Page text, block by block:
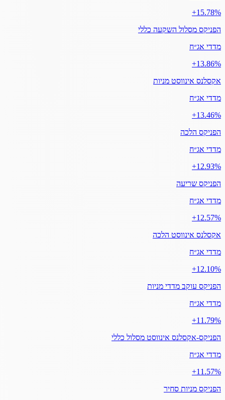
‎+15.78%
הפניקס מסלול השקעה כללי
מדדי אג״ח
‎+13.86%
אקסלנס אינווסט מניות
מדדי אג״ח
‎+13.46%
הפניקס הלכה
מדדי אג״ח
‎+12.93%
הפניקס שריעה
מדדי אג״ח
‎+12.57%
אקסלנס אינווסט הלכה
מדדי אג״ח
‎+12.10%
הפניקס עוקב מדדי מניות
מדדי אג״ח
‎+11.79%
הפניקס-אקסלנס אינווסט מסלול כללי
מדדי אג״ח
‎+11.57%
הפניקס מניות סחיר